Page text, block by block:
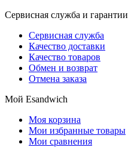
Сервисная служба и гарантии
Сервисная служба
Качество доставки
Качество товаров
Обмен и возврат
Отмена заказа
Мой Esandwich
Моя корзина
Мои избранные товары
Мои сравнения